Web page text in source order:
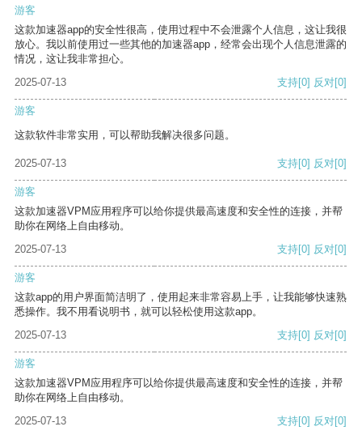
游客
这款加速器app的安全性很高，使用过程中不会泄露个人信息，这让我很
放心。我以前使用过一些其他的加速器app，经常会出现个人信息泄露的
情况，这让我非常担心。
2025-07-13
支持[0] 反对[0]
游客
这款软件非常实用，可以帮助我解决很多问题。
2025-07-13 支持[0] 反对[0]
游客
这款加速器VPM应用程序可以给你提供最高速度和安全性的连接，并帮
助你在网络上自由移动。
2025-07-13
支持[0] 反对[0]
游客
这款app的用户界面简洁明了，使用起来非常容易上手，让我能够快速熟
悉操作。我不用看说明书，就可以轻松使用这款app。
2025-07-13
支持[0] 反对[0]
游客
这款加速器VPM应用程序可以给你提供最高速度和安全性的连接，并帮
助你在网络上自由移动。
2025-07-13
支持[0] 反对[0]